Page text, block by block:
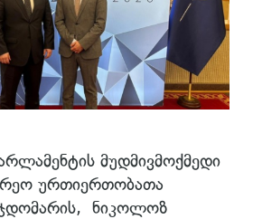
მუდმივმოქმედი
ურთიერთობათა
ნიკოლოზ